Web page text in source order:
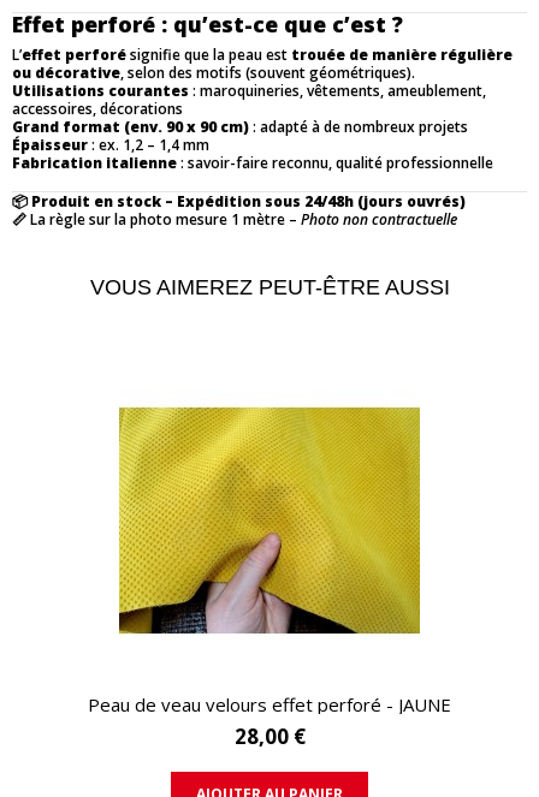
Effet perforé : qu’est-ce que c’est ?
L’effet perforésignifie que la peau est trouée de manière régulière
ou décorative, selon des motifs (souvent géométriques).
Utilisations courantes : maroquineries, vêtements, ameublement,
accessoires, décorations
Grand format (env. 90 x 90 cm): adapté à de nombreux projets
Épaisseur: ex. 1,2 – 1,4 mm
Fabrication italienne: savoir-faire reconnu, qualité professionnelle
📦Produit en stock – Expédition sous 24/48h (jours ouvrés)
📏 La règle sur la photo mesure 1 mètre – Photo non contractuelle
VOUS AIMEREZ PEUT-ÊTRE AUSSI
APERÇU RAPIDE
Peau de veau velours effet perforé - JAUNE
28,00 €